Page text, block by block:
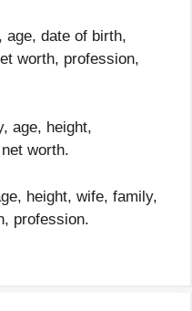
age, date of birth,
worth, profession,
age, height,
worth.
height, wife, family,
profession.